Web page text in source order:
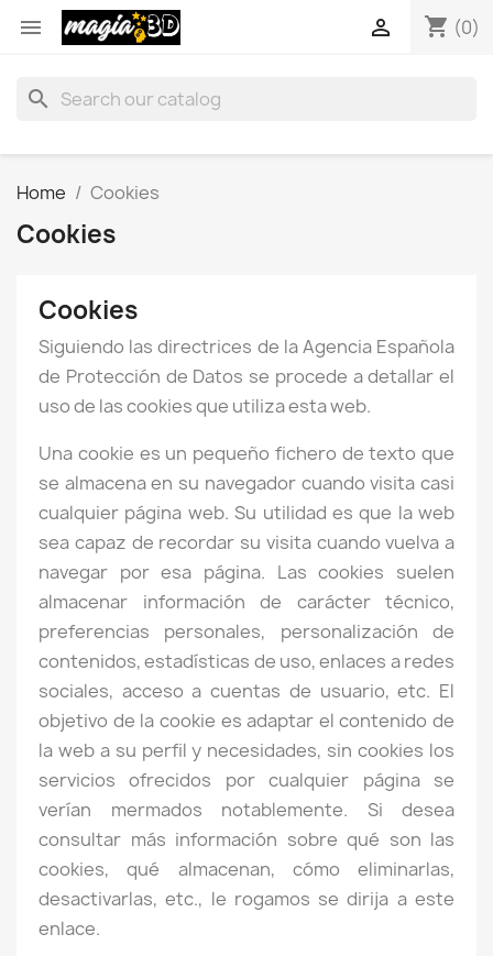
 shopping_cart (0)

search
Home Cookies
Cookies
Cookies
Siguiendo las directrices de la Agencia Española
de Protección de Datos se procede a detallar el
uso de las cookies que utiliza esta web.
Una cookie es un pequeño fichero de texto que
se almacena en su navegador cuando visita casi
cualquier página web. Su utilidad es que la web
sea capaz de recordar su visita cuando vuelva a
navegar por esa página. Las cookies suelen
almacenar información de carácter técnico,
preferencias personales, personalización de
contenidos, estadísticas de uso, enlaces a redes
sociales, acceso a cuentas de usuario, etc. El
objetivo de la cookie es adaptar el contenido de
la web a su perfil y necesidades, sin cookies los
servicios ofrecidos por cualquier página se
verían mermados notablemente. Si desea
consultar más información sobre qué son las
cookies, qué almacenan, cómo eliminarlas,
desactivarlas, etc., le rogamos se dirija a este
enlace.